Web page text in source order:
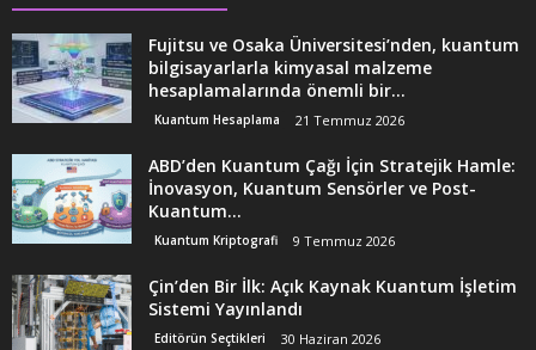
Fujitsu ve Osaka Üniversitesi’nden, kuantum
bilgisayarlarla kimyasal malzeme
hesaplamalarında önemli bir...
Kuantum Hesaplama 21 Temmuz 2026
ABD’den Kuantum Çağı İçin Stratejik Hamle:
İnovasyon, Kuantum Sensörler ve Post-
Kuantum...
Kuantum Kriptografi 9 Temmuz 2026
Çin’den Bir İlk: Açık Kaynak Kuantum İşletim
Sistemi Yayınlandı
Editörün Seçtikleri 30 Haziran 2026